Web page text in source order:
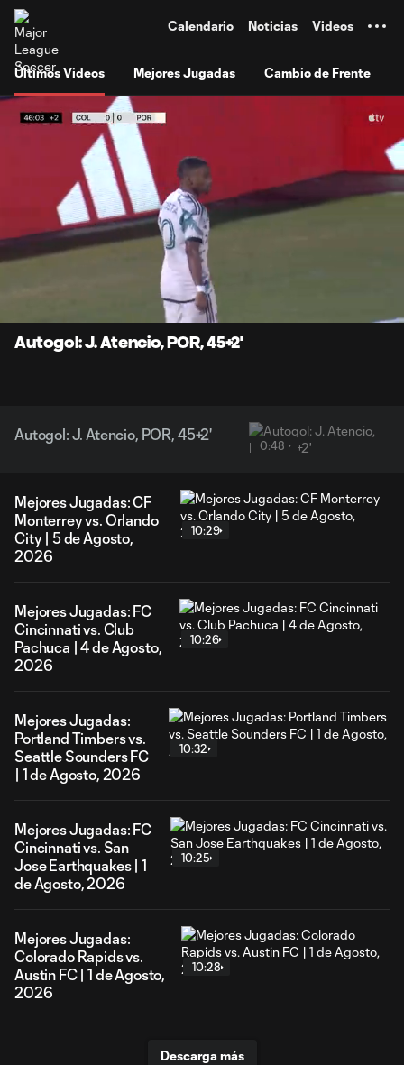
Calendario Noticias Videos
Últimos Videos Mejores Jugadas Cambio de Frente
0:09 Loaded
100.00%
Unmute Subtitles
Autogol: J. Atencio, POR, 45+2'
Autogol: J. Atencio, POR, 45+2'
0:48
Mejores Jugadas: CF
Monterrey vs. Orlando
City | 5 de Agosto,
2026
10:29
Mejores Jugadas: FC
Cincinnati vs. Club
Pachuca | 4 de Agosto,
2026
10:26
Mejores Jugadas:
Portland Timbers vs.
Seattle Sounders FC
| 1 de Agosto, 2026
10:32
Mejores Jugadas: FC
Cincinnati vs. San
Jose Earthquakes | 1
de Agosto, 2026
10:25
Mejores Jugadas:
Colorado Rapids vs.
Austin FC | 1 de Agosto,
2026
10:28
Descarga más